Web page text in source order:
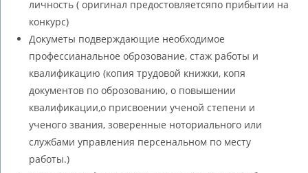
личность ( оригинал предостовляетсяпо прибытии на
конкурс)
Докуметы подверждающие необходимое
профессианальное оброзование, стаж работы и
квалификацию (копия трудовой книжки, копя
документов по оброзованию, о повышении
квалификации,о присвоении ученой степени и
ученого звания, зоверенные ноториального или
службами управления персенальном по месту
работы.)